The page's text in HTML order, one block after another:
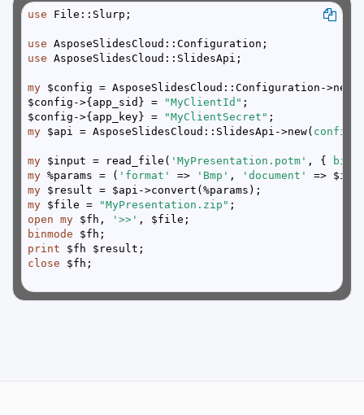
use
use
use
my
$config->{app_sid} =
"MyClientId"
$config->{app_key} =
"MyClientSecret"
my $api = AsposeSlidesCloud::SlidesApi->new( config
my $input = read_file( 'MyPresentation.potm' , {
my %params = ( 'format' => 'Bmp' ,
'document'
my
my $file = "MyPresentation.zip"
open my $fh, '>>'
binmode
print
close